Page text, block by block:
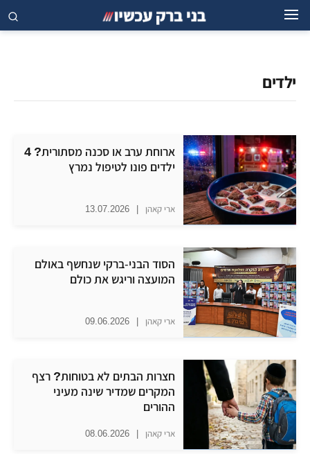
ילדים
ארוחת ערב או סכנה מסתורית? 4
ילדים פונו לטיפול נמרץ
ארי קאהן |
13.07.2026
הסוד הבני-ברקי שנחשף באולם
המועצה וריגש את כולם
ארי קאהן |
09.06.2026
חצרות הבתים לא בטוחות? רצף
המקרים שמדיר שינה מעיני
ההורים
ארי קאהן |
08.06.2026